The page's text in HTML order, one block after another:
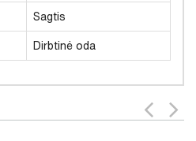
Sagtis
Dirbtinė oda